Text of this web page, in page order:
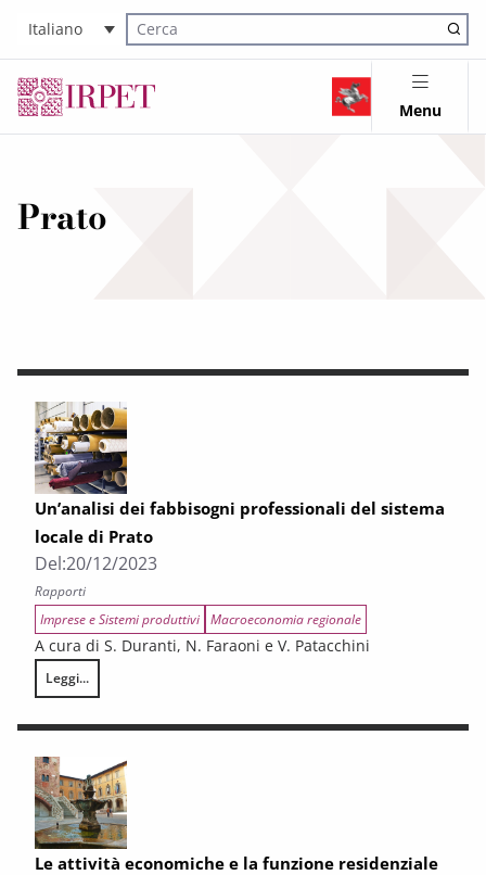
Italiano
Cerca nel sito
Menu
Prato
Un’analisi dei fabbisogni professionali del sistema
locale di Prato
Del:20/12/2023
Rapporti
Imprese e Sistemi produttivi Macroeconomia regionale
A cura di S. Duranti, N. Faraoni e V. Patacchini
Leggi...
Un’analisi dei fabbisogni professionali del sistema locale di Prato
Le attività economiche e la funzione residenziale